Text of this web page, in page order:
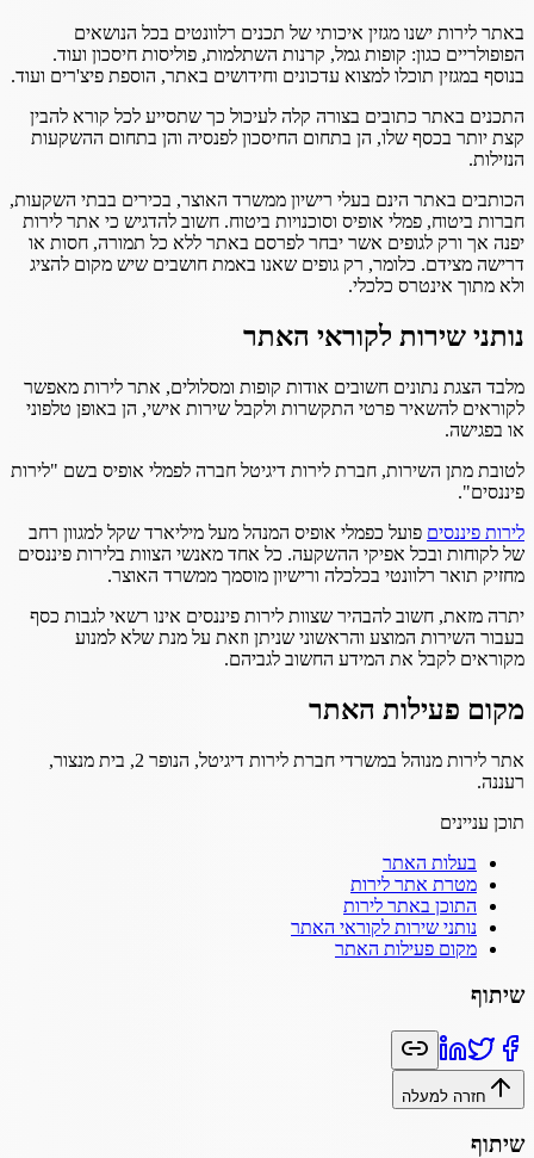
באתר לירות ישנו מגזין איכותי של תכנים רלוונטים בכל הנושאים
הפופולריים כגון: קופות גמל, קרנות השתלמות, פוליסות חיסכון ועוד.
בנוסף במגזין תוכלו למצוא עדכונים וחידושים באתר, הוספת פיצ'רים ועוד.
התכנים באתר כתובים בצורה קלה לעיכול כך שתסייע לכל קורא להבין
קצת יותר בכסף שלו, הן בתחום החיסכון לפנסיה והן בתחום ההשקעות
הנזילות.
הכותבים באתר הינם בעלי רישיון ממשרד האוצר, בכירים בבתי השקעות,
חברות ביטוח, פמלי אופיס וסוכנויות ביטוח. חשוב להדגיש כי אתר לירות
יפנה אך ורק לגופים אשר יבחר לפרסם באתר ללא כל תמורה, חסות או
דרישה מצידם. כלומר, רק גופים שאנו באמת חושבים שיש מקום להציג
ולא מתוך אינטרס כלכלי.
נותני שירות לקוראי האתר
מלבד הצגת נתונים חשובים אודות קופות ומסלולים, אתר לירות מאפשר
לקוראים להשאיר פרטי התקשרות ולקבל שירות אישי, הן באופן טלפוני
או בפגישה.
לטובת מתן השירות, חברת לירות דיגיטל חברה לפמלי אופיס בשם "לירות
פיננסים".
לירות פיננסים פועל כפמלי אופיס המנהל מעל מיליארד שקל למגוון רחב
של לקוחות ובכל אפיקי ההשקעה. כל אחד מאנשי הצוות בלירות פיננסים
מחזיק תואר רלוונטי בכלכלה ורישיון מוסמך ממשרד האוצר.
יתרה מזאת, חשוב להבהיר שצוות לירות פיננסים אינו רשאי לגבות כסף
בעבור השירות המוצע והראשוני שניתן וזאת על מנת שלא למנוע
מקוראים לקבל את המידע החשוב לגביהם.
מקום פעילות האתר
אתר לירות מנוהל במשרדי חברת לירות דיגיטל, הנופר 2, בית מנצור,
רעננה.
תוכן עניינים
בעלות האתר
מטרת אתר לירות
התוכן באתר לירות
נותני שירות לקוראי האתר
מקום פעילות האתר
שיתוף
חזרה למעלה
שיתוף